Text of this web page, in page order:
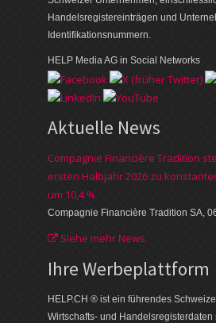
Handelsregistereinträgen und
Identifikationsnummern.
HELP Media AG in Social Networks
Aktuelle News
Compagnie Financière Tradition
ersten Halbjahr 2026 zu
um 10,4 %
Compagnie Financière Tradition SA,
Siehe mehr News
Ihre Werbe­plattform
HELP.CH ® ist ein führendes
Wirtschafts- und